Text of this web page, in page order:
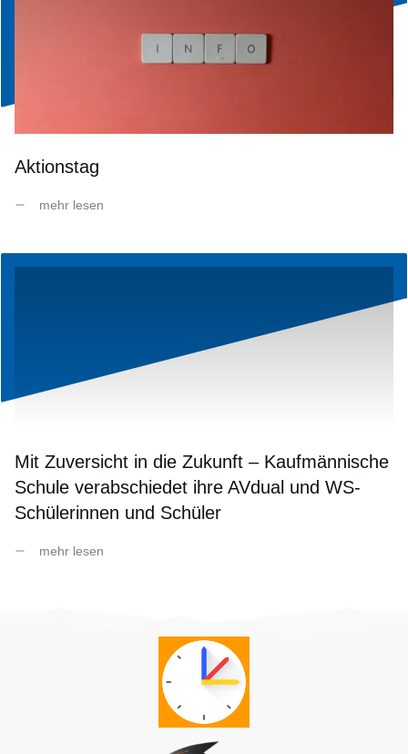
Aktionstag
mehr lesen
Mit Zuversicht in die Zukunft – Kaufmännische
Schule verabschiedet ihre AVdual und WS-
Schülerinnen und Schüler
mehr lesen